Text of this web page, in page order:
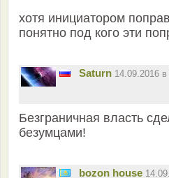
хотя инициатором
понятно под кого эти
Saturn 14.09.2016
Безграничная власть
безумцами!
bozon house